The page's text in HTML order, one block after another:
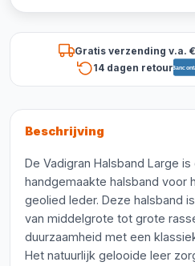
Gratis verzending v.a.
14 dagen retour
Beschrijving
De Vadigran Halsband Large
handgemaakte halsband voor
geolied leder. Deze halsband
van middelgrote tot grote
duurzaamheid met een
Het natuurlijk gelooide leer